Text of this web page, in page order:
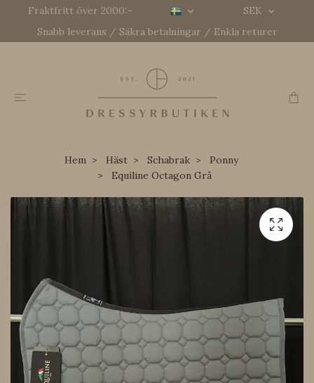
Fraktfritt över 2000:-
SEK
Snabb leverans / Säkra betalningar / Enkla returer
Hem Häst Schabrak
Ponny
Equiline Octagon Grå